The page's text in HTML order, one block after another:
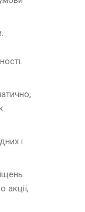
і
акції,